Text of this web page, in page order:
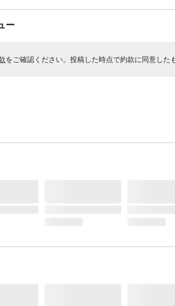
ー
をご確認ください。投稿した時点で約款に同意した